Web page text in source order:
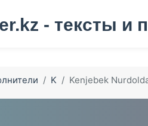
K Kenjebek